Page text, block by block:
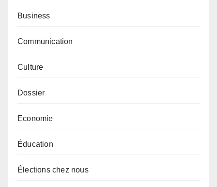
Business
Communication
Culture
Dossier
Economie
Éducation
Élections chez nous